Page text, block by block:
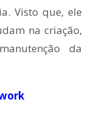
Visto que, ele
na criação,
da